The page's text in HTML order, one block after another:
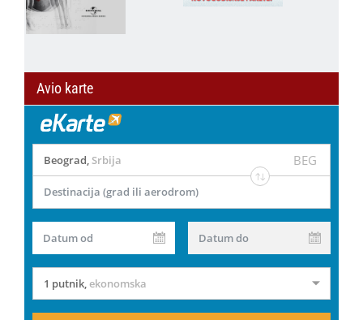
Avio karte
Beograd, Srbija BEG
Destinacija (grad ili aerodrom)
Datum od Datum do
1 putnik,ekonomska